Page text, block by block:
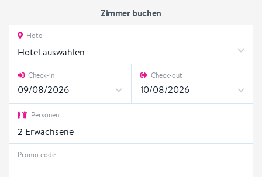
Zimmer buchen
Hotel
Hotel auswählen
Check-in Check-out
Personen
2 Erwachsene
Promo code